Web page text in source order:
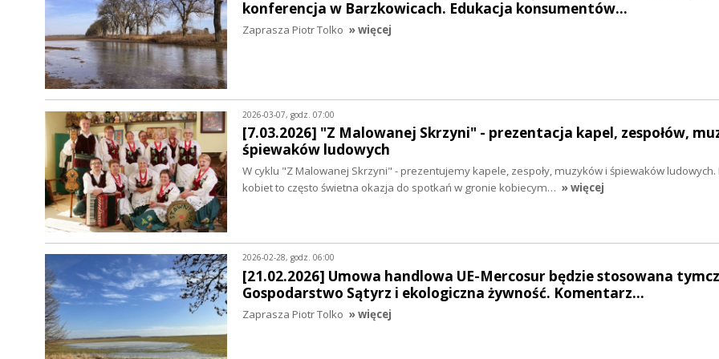
konferencja w Barzkowicach. Edukacja konsumentów…
Zaprasza Piotr Tolko » więcej
2026-03-07, godz. 07:00
[7.03.2026] "Z Malowanej Skrzyni" - prezentacja kapel, zespołów,
śpiewaków ludowych
W cyklu "Z Malowanej Skrzyni" - prezentujemy kapele, zespoły, muzyków i śpiewaków ludowych.
kobiet to często świetna okazja do spotkań w gronie kobiecym… » więcej
2026-02-28, godz. 06:00
[21.02.2026] Umowa handlowa UE-Mercosur będzie stosowana
Gospodarstwo Sątyrz i ekologiczna żywność. Komentarz…
Zaprasza Piotr Tolko » więcej